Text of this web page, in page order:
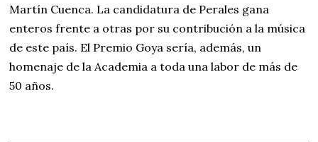
Martín Cuenca. La candidatura de Perales gana
enteros frente a otras por su contribución a la música
de este país. El Premio Goya sería, además, un
homenaje de la Academia a toda una labor de más de
50 años.